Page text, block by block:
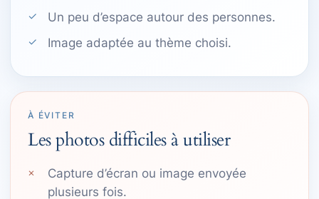
Un peu d’espace autour des personnes.
Image adaptée au thème choisi.
À ÉVITER
Les photos difficiles à utiliser
Capture d’écran ou image envoyée
plusieurs fois.